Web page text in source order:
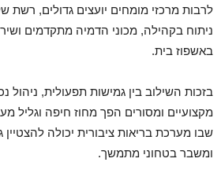
לרבות מרכזי מומחים יועצים גדולים, רשת
ניתוח בקהילה, מכוני הדמיה מתקדמים
באשפוז בית.
בזכות השילוב בין גמישות תפעולית, ניהול
מקצועיים ומסורים הפך מחוז חיפה וגליל
שבו מערכת בריאות ציבורית יכולה
ומשבר בטחוני מתמשך.